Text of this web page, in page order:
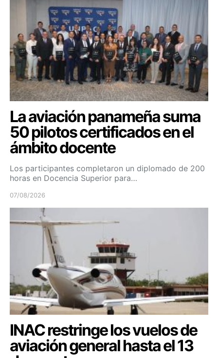
La aviación panameña suma
50 pilotos certificados en el
ámbito docente
Los participantes completaron un diplomado de 200
horas en Docencia Superior para…
07/08/2026
INAC restringe los vuelos de
aviación general hasta el 13